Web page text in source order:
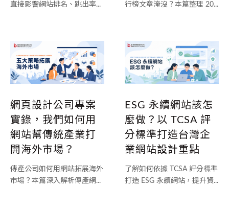
直接影響網站排名、跳出率...
行榜文章淹沒？本篇整理 20...
網頁設計公司專案
實錄，我們如何用
網站幫傳統產業打
開海外市場？
傳產公司如何用網站拓展海外
市場？本篇深入解析傳產網...
ESG 永續網站該怎
麼做？以 TCSA 評
分標準打造台灣企
業網站設計重點
了解如何依據 TCSA 評分標準
打造 ESG 永續網站，提升資...